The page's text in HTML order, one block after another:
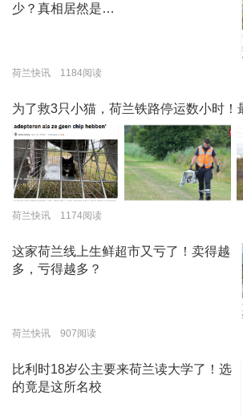
少？真相居然是…
荷兰快讯 1184阅读
为了救3只小猫，荷兰铁路停运数小时！
荷兰快讯 1174阅读
这家荷兰线上生鲜超市又亏了！卖得越
多，亏得越多？
荷兰快讯 907阅读
比利时18岁公主要来荷兰读大学了！选
的竟是这所名校